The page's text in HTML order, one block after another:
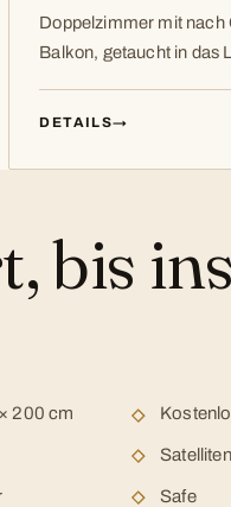
Doppelzimmer mit nach
Balkon, getaucht in das
DETAILS→
bis ins
200 cm
Safe